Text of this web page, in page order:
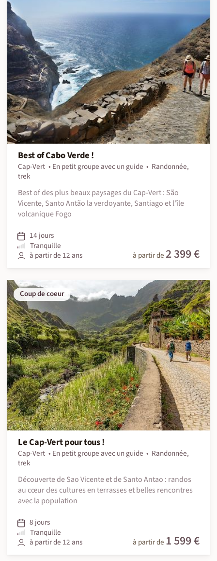
Best of Cabo Verde !
Cap-Vert En petit groupe avec un guide
Randonnée,
trek
Best of des plus beaux paysages du Cap-Vert : São
Vicente, Santo Antão la verdoyante, Santiago et l'île
volcanique Fogo
14 jours
Tranquille
à partir de 12 ans
à partir de 2 399 €
Coup de coeur
Le Cap-Vert pour tous !
Cap-Vert En petit groupe avec un guide
Randonnée,
trek
Découverte de Sao Vicente et de Santo Antao : randos
au cœur des cultures en terrasses et belles rencontres
avec la population
8 jours
Tranquille
à partir de 12 ans
à partir de 1 599 €